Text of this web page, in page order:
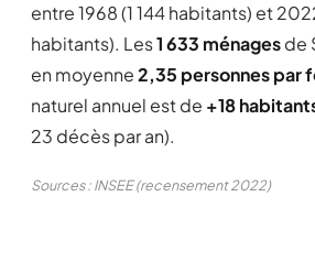
entre 1968 (1 144 habitants) et
habitants). Les1 633 ménagesde
en moyenne2,35 personnes par
naturel annuel est de +18
23 décès par an).
Sources : INSEE (recensement 2022)